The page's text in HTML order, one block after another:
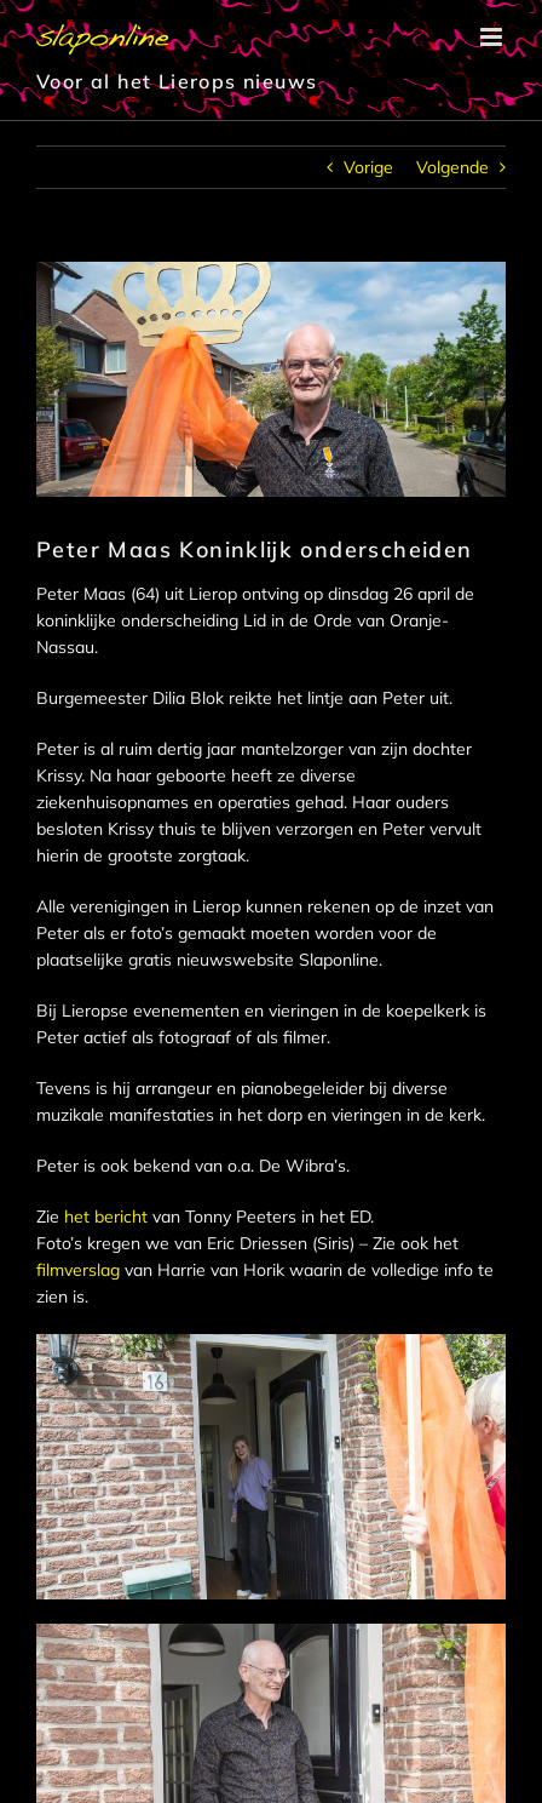
Ga
naar
inhoud
Voor al het Lierops nieuws
Vorige Volgende
Peter Maas Koninklijk onderscheiden
Peter Maas (64) uit Lierop ontving op dinsdag 26 april de
koninklijke onderscheiding Lid in de Orde van Oranje-
Nassau.
Burgemeester Dilia Blok reikte het lintje aan Peter uit.
Peter is al ruim dertig jaar mantelzorger van zijn dochter
Krissy. Na haar geboorte heeft ze diverse
ziekenhuisopnames en operaties gehad. Haar ouders
besloten Krissy thuis te blijven verzorgen en Peter vervult
hierin de grootste zorgtaak.
Alle verenigingen in Lierop kunnen rekenen op de inzet van
Peter als er foto’s gemaakt moeten worden voor de
plaatselijke gratis nieuwswebsite Slaponline.
Bij Lieropse evenementen en vieringen in de koepelkerk is
Peter actief als fotograaf of als filmer.
Tevens is hij arrangeur en pianobegeleider bij diverse
muzikale manifestaties in het dorp en vieringen in de kerk.
Peter is ook bekend van o.a. De Wibra’s.
Zie het bericht van Tonny Peeters in het ED.
Foto’s kregen we van Eric Driessen (Siris) – Zie ook het
filmverslag van Harrie van Horik waarin de volledige info te
zien is.